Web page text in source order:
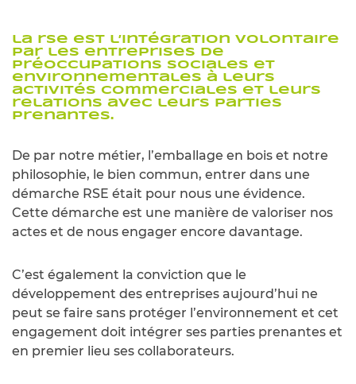
la rse est l’intégration volontaire
par les entreprises de
préoccupations sociales et
environnementales à leurs
activités commerciales et leurs
relations avec leurs parties
prenantes.
De par notre métier, l’emballage en bois et notre
philosophie, le bien commun, entrer dans une
démarche RSE était pour nous une évidence.
Cette démarche est une manière de valoriser nos
actes et de nous engager encore davantage.
C’est également la conviction que le
développement des entreprises aujourd’hui ne
peut se faire sans protéger l’environnement et cet
engagement doit intégrer ses parties prenantes et
en premier lieu ses collaborateurs.